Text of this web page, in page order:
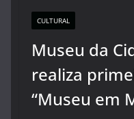
CULTURAL
Museu da
realiza
“Museu em